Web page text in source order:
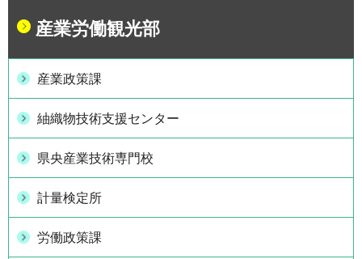
産業労働観光部
産業政策課
紬織物技術支援センター
県央産業技術専門校
計量検定所
労働政策課